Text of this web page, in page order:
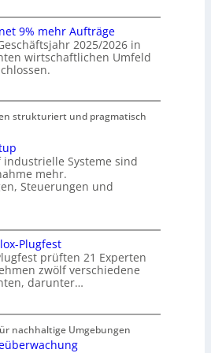
9% mehr Aufträge
2025/2026 in
wirtschaftlichen Umfeld
strukturiert und pragmatisch
industrielle Systeme sind
mehr.
Steuerungen und
Plugfest
prüften 21 Experten
zwölf verschiedene
darunter…
nachhaltige Umgebungen